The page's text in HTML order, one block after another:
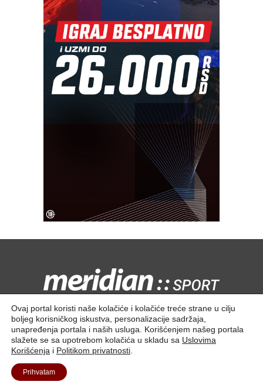
Kontaktirajte nas:redakcija@meridiansport.rs
Ovaj portal koristi naše kolačiće i kolačiće treće strane u cilju
boljeg korisničkog iskustva, personalizacije sadržaja,
unapređenja portala i naših usluga. Korišćenjem našeg portala
slažete se sa upotrebom kolačića u skladu sa Uslovima
Korišćenja i Politikom privatnosti
Prihvatam